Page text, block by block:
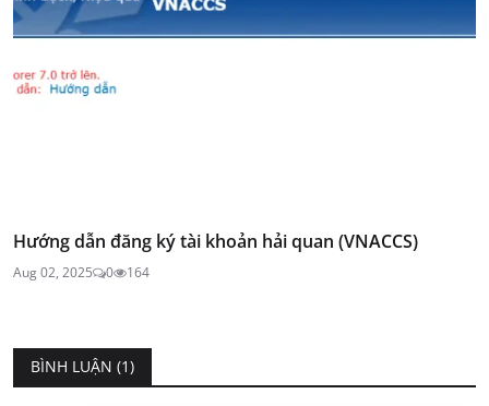
Hướng dẫn đăng ký tài khoản hải quan (VNACCS)
Aug 02, 2025 0 164
BÌNH LUẬN (1)